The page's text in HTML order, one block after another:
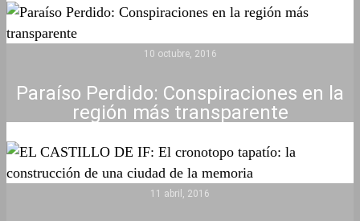
10 octubre, 2016
Paraíso Perdido: Conspiraciones en la
región más transparente
11 abril, 2016